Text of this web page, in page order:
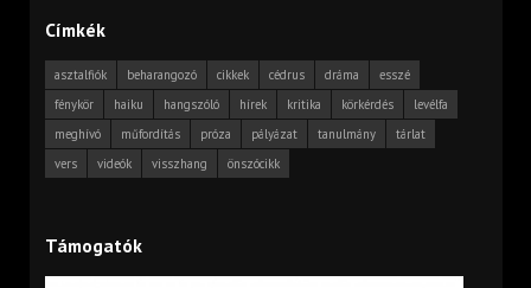
Címkék
asztalfiók beharangozó cikkek cédrus dráma
esszé
fénykör
haiku hangszóló hírek kritika körkérdés
levélfa
meghívó
műfordítás próza pályázat tanulmány
tárlat
vers
videók visszhang önszócikk
Támogatók